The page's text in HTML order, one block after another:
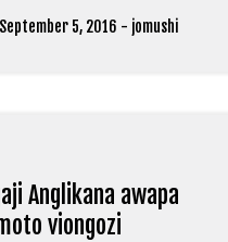
September 5, 2016 - jomushi
Anglikana awapa
viongozi